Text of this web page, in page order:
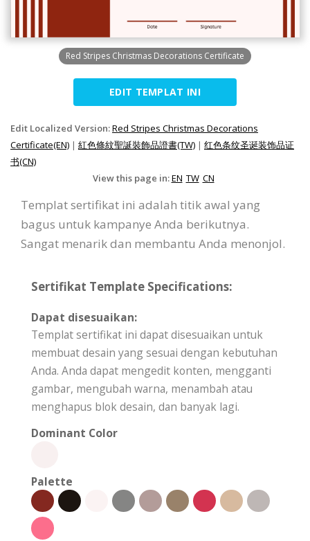
Red Stripes Christmas Decorations Certificate
EDIT TEMPLAT INI
Edit Localized Version:Red Stripes Christmas Decorations
Certificate(EN) | 紅色條紋聖誕裝飾品證書(TW) | 红色条纹圣诞装饰品证
书(CN)
View this page in:EN TW CN
Templat sertifikat ini adalah titik awal yang
bagus untuk kampanye Anda berikutnya.
Sangat menarik dan membantu Anda menonjol.
Sertifikat Template Specifications:
Dapat disesuaikan:
Templat sertifikat ini dapat disesuaikan untuk
membuat desain yang sesuai dengan kebutuhan
Anda. Anda dapat mengedit konten, mengganti
gambar, mengubah warna, menambah atau
menghapus blok desain, dan banyak lagi.
Dominant Color
Palette